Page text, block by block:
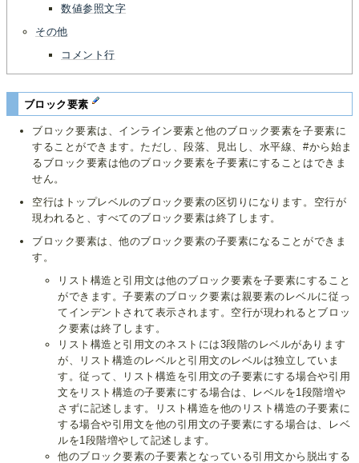
数値参照文字
その他
コメント行
ブロック要素
ブロック要素は、インライン要素と他のブロック要素を子要素に
することができます。ただし、段落、見出し、水平線、#から始ま
るブロック要素は他のブロック要素を子要素にすることはできま
せん。
空行はトップレベルのブロック要素の区切りになります。空行が
現われると、すべてのブロック要素は終了します。
ブロック要素は、他のブロック要素の子要素になることができま
す。
リスト構造と引用文は他のブロック要素を子要素にすること
ができます。子要素のブロック要素は親要素のレベルに従っ
てインデントされて表示されます。空行が現われるとブロッ
ク要素は終了します。
リスト構造と引用文のネストには3段階のレベルがあります
が、リスト構造のレベルと引用文のレベルは独立していま
す。従って、リスト構造を引用文の子要素にする場合や引用
文をリスト構造の子要素にする場合は、レベルを1段階増や
さずに記述します。リスト構造を他のリスト構造の子要素に
する場合や引用文を他の引用文の子要素にする場合は、レベ
ルを1段階増やして記述します。
他のブロック要素の子要素となっている引用文から脱出する